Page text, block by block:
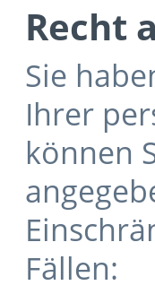
Recht
Sie
Ihrer
können
Fällen: